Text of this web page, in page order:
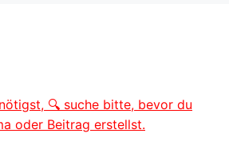
🔍 suche bitte, bevor du
oder Beitrag erstellst.